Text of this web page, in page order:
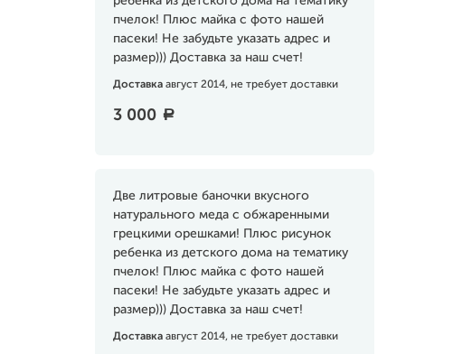
пчелок! Плюс майка с фото нашей
пасеки! Не забудьте указать адрес и
размер))) Доставка за наш счет!
Доставка август 2014, не требует доставки
3 000 a
Две литровые баночки вкусного
натурального меда с обжаренными
грецкими орешками! Плюс рисунок
ребенка из детского дома на тематику
пчелок! Плюс майка с фото нашей
пасеки! Не забудьте указать адрес и
размер))) Доставка за наш счет!
Доставка август 2014, не требует доставки